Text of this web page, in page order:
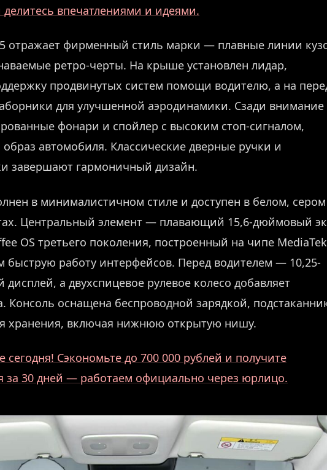
делитесь впечатлениями и идеями.
отражает фирменный стиль марки — плавные линии
ретро-черты. На крыше установлен лидар,
продвинутых систем помощи водителю, а на
для улучшенной аэродинамики. Сзади внимание
фонари и спойлер с высоким стоп-сигналом,
автомобиля. Классические дверные ручки и
завершают гармоничный дизайн.
в минималистичном стиле и доступен в белом,
Центральный элемент — плавающий 15,6-дюймовый
OS третьего поколения, построенный на чипе
работу интерфейсов. Перед водителем — 10,25-
а двухспицевое рулевое колесо добавляет
Консоль оснащена беспроводной зарядкой,
хранения, включая нижнюю открытую нишу.
сегодня! Сэкономьте до 700 000 рублей и получите
за 30 дней — работаем официально через юрлицо.